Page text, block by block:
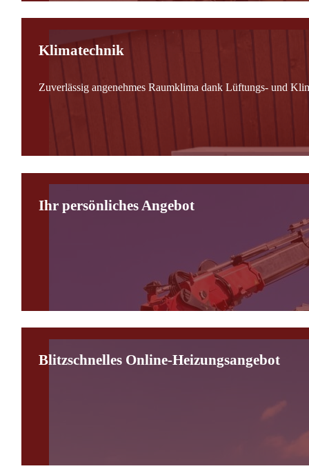
Klimatechnik
Zuverlässig angenehmes Raumklima dank Lüftungs- und
Ihr persönliches Angebot
Blitzschnelles Online-Heizungsangebot